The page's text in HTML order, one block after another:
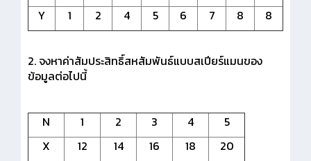
Y
1 2 4 5 6 7 8 8
2. จงหาค่าสัมประสิทธิ์สหสัมพันธ์แบบสเปียร์แมนของ
ข้อมูลต่อไปนี้
N 1 2 3 4
5
X
12 14 16 18
20